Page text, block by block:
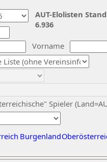
Vorname
Spieler
Burgenland
AUT-Elolisten
6.936